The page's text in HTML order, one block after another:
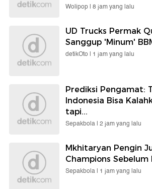
Wolipop | 8 jam yang lalu
UD Trucks Permak
Sanggup 'Minum'
detikOto | 1 jam yang lalu
Prediksi Pengamat:
Indonesia Bisa
tapi...
Sepakbola | 2 jam yang lalu
Mkhitaryan Pengin
Champions Sebelum
Sepakbola | 1 jam yang lalu